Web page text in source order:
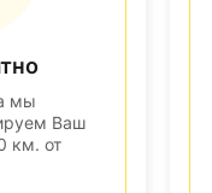
мы
Ваш
км. от